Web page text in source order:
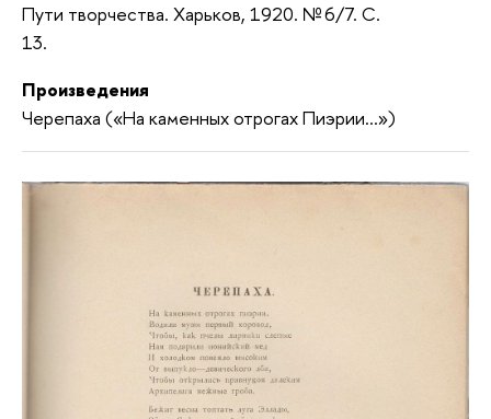
Пути творчества. Харьков, 1920. № 6/7. С.
13.
Произведения
Черепаха («На каменных отрогах Пиэрии...»)